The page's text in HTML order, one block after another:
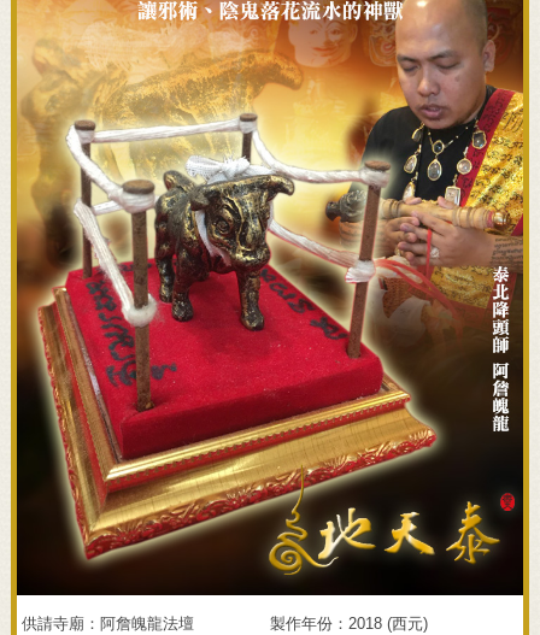
供請寺廟：阿詹魄龍法壇
製作年份：2018 (西元)